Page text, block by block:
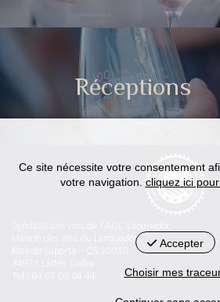
Réceptions
Maison des vins du Languedoc
Ce site nécessite votre consentement
votre navigation. cliquez ici
Accepter
Choisir mes